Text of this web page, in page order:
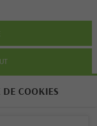
DE COOKIES